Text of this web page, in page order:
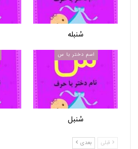
سُنبله
اسم دختر با س
سُنبل
قبلی بعدی